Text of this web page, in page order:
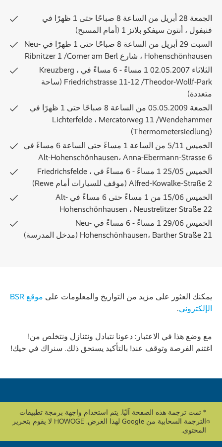
الجمعة 28 أبريل من الساعة 8 صباحًا حتى 1 ظهرًا في
فنبفول ، أنتون سيفكو بلاتز 1 (أمام المسبح)
السبت 29 أبريل من الساعة 8 صباحًا حتى 1 ظهرًا في Neu-
Hohenschönhausen ، شارع Ribnitzer 1 /Corner am Berl
الثلاثاء 02.05.2007 1 مساءً - 6 مساءً في Kreuzberg ،
Friedrichstrasse 11-12 /Theodor-Wollf-Park (ساحة
متعددة)
الجمعة 05.05.2009 من الساعة 8 صباحًا حتى 1 ظهرًا في
Lichterfelde ، Mercatorweg 11 /Wendehammer
(Thermometersiedlung)
الخميس 5/11 من الساعة 1 مساءً حتى الساعة 6 مساءً في
Alt-Hohenschönhausen، Anna-Ebermann-Strasse 6
الخميس 25/05 1 مساءً - 6 مساءً في Friedrichsfelde ،
Alfred-Kowalke-Straße 2 (موقف للسيارات أمام Rewe)
الخميس 15/06 من 1 مساءً حتى 6 مساءً في Alt-
Hohenschönhausen ، Neustrelitzer Straße 22
الخميس 29/06 1 مساءً - 6 مساءً في Neu-
Hohenschönhausen، Barther Straße 21 (مدخل المدرسة)
يمكنك العثور على مزيد من التواريخ والمعلومات على
موقع BSR
الإلكتروني.
مع وضع هذا في الاعتبار: دعونا نتبادل ونتنازل ونتخلص من!
اغتنم الفرصة وتوقف عند! بالتأكيد يستحق ذلك. سنراك في حيك!
* تمت ترجمة هذه الصفحة آليًا. يتم استخدام واجهة برمجة تطبيقات
الترجمة السحابية من Google لهذا الغرض. HOWOGE لا يقوم بتحرير
المحتوى.